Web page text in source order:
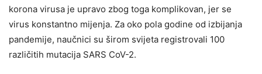
korona virusa je upravo zbog toga komplikovan, jer se
virus konstantno mijenja. Za oko pola godine od izbijanja
pandemije, naučnici su širom svijeta registrovali 100
različitih mutacija SARS CoV-2.